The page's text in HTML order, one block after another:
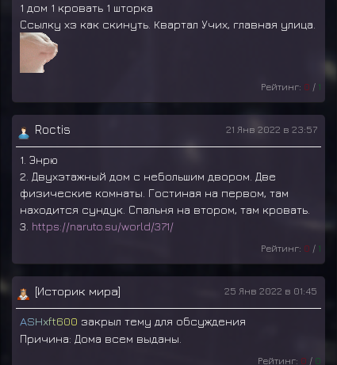
1 дом 1 кровать 1 шторка
Ссылку хз как скинуть. Квартал Учих, главная улица.
Рейтинг: 0 / 1
Roctis 21 Янв 2022 в 23:57
1. Энрю
2. Двухэтажный дом с небольшим двором. Две
физические комнаты. Гостиная на первом, там
находится сундук. Спальня на втором, там кровать.
3. https://naruto.su/world/371/
Рейтинг: 0 / 1
[Историк мира] 25 Янв 2022 в 01:45
ASHxft600 закрыл тему для обсуждения
Причина: Дома всем выданы.
Рейтинг: 0 / 0